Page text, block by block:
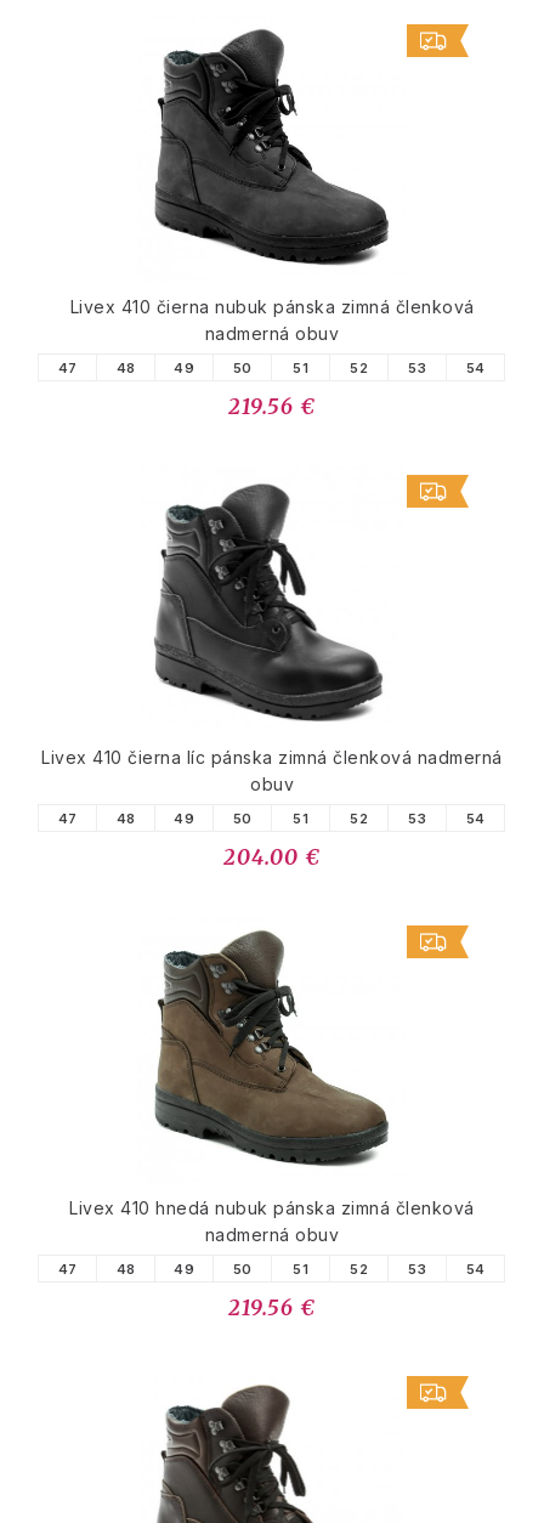
Livex 410 čierna nubuk pánska zimná členková
nadmerná obuv
47 48 49 50 51 52 53 54
219.56 €
Livex 410 čierna líc pánska zimná členková nadmerná
obuv
47 48 49 50 51 52 53 54
204.00 €
Livex 410 hnedá nubuk pánska zimná členková
nadmerná obuv
47 48 49 50 51 52 53 54
219.56 €